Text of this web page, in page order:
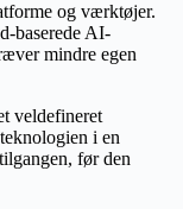
og værktøjer.
baserede AI-
mindre egen
veldefineret
i en
før den